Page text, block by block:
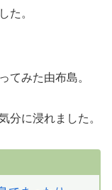
た。
てみた由布島。
分に浸れました。